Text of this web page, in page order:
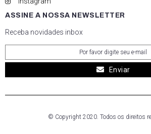
ASSINE A NOSSA NEWSLETTER
Receba novidades inbox
Enviar
© Copyright 2020. Todos os direitos